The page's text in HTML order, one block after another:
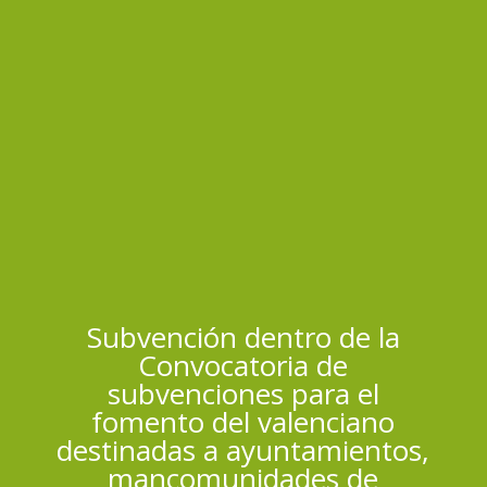
Subvención dentro de la
Convocatoria de
subvenciones para el
fomento del valenciano
destinadas a ayuntamientos,
mancomunidades de